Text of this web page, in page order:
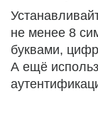
не менее 8
буквами,
А ещё